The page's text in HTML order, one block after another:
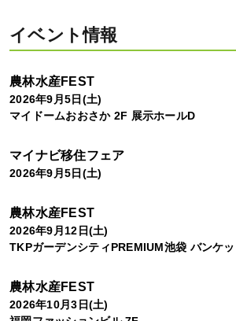
イベント情報
農林水産FEST
2026年9月5日(土)
マイドームおおさか 2F 展示ホールD
マイナビ移住フェア
2026年9月5日(土)
農林水産FEST
2026年9月12日(土)
TKPガーデンシティPREMIUM池袋 バンケ
農林水産FEST
2026年10月3日(土)